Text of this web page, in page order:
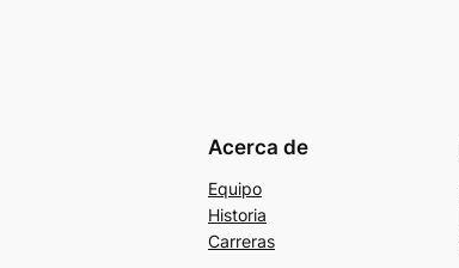
Acerca de
Equipo
Historia
Carreras